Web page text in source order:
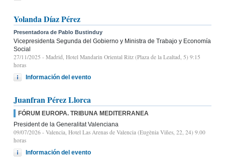
Yolanda Díaz Pérez
Presentadora de Pablo Bustinduy
Vicepresidenta Segunda del Gobierno y Ministra de Trabajo y Economía
Social
27/11/2025 - Madrid, Hotel Mandarin Oriental Ritz (Plaza de la Lealtad, 5) 9:15
horas
Información del evento
Juanfran Pérez Llorca
FÓRUM EUROPA. TRIBUNA MEDITERRANEA
President de la Generalitat Valenciana
09/07/2026 - Valencia, Hotel Las Arenas de Valencia (Eugènia Viñes, 22, 24) 9.00
horas
Información del evento